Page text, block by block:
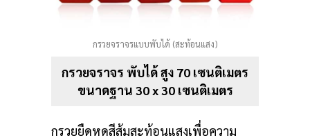
กรวยจราจรแบบพับได้ (สะท้อนแสง)
กรวยจราจร พับได้ สูง 70 เซนติเมตร
ขนาดฐาน 30 x 30 เซนติเมตร
กรวยยืดหดสีส้มสะท้อนแสงเพื่อความ